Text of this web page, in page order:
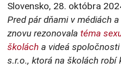
Slovensko, 28. októbra
Pred pár dňami v médiách
znovu rezonovala téma
školách a videá
s.r.o., ktorá na školách robí